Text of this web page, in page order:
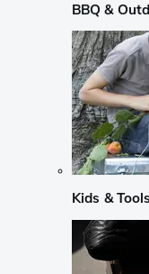
BBQ &
Kids & Tools